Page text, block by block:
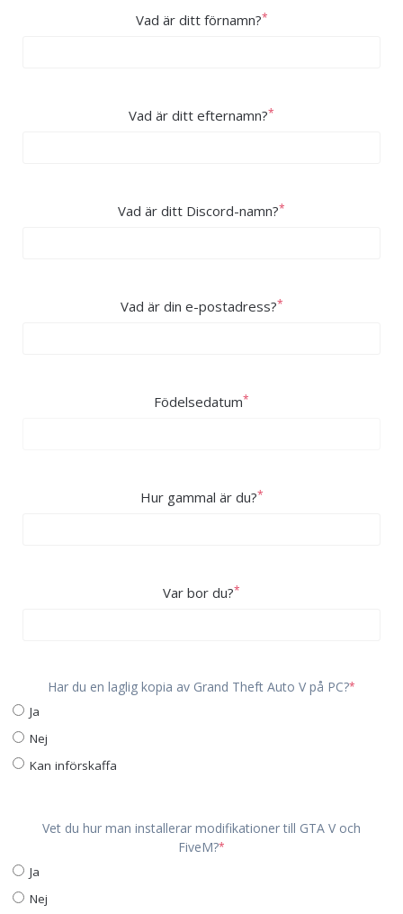
Vad är ditt förnamn?*
Vad är ditt efternamn?*
Vad är ditt Discord-namn?*
Vad är din e-postadress?*
Födelsedatum*
Hur gammal är du?*
Var bor du?*
Har du en laglig kopia av Grand Theft Auto V på PC?*
Ja
Nej
Kan införskaffa
Vet du hur man installerar modifikationer till GTA V och
FiveM?*
Ja
Nej